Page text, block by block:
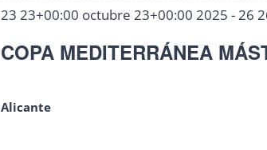
COPA MEDITERRÁNEA
23 23+00:00 octubre 23+00:00 2025 -26
Alicante